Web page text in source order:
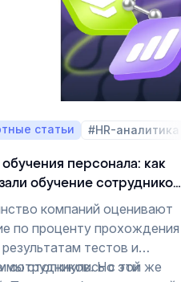
статьи #HR-аналитика
персонала: как
обучение сотрудников
показателями
компаний оценивают
по проценту прохождения
тестов и
сотрудников. Но эти
мы столкнулись с той же